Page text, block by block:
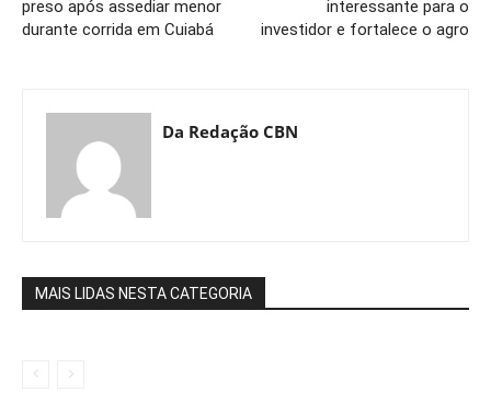
preso após assediar menor
durante corrida em Cuiabá
interessante para o
investidor e fortalece o agro
Da Redação CBN
MAIS LIDAS NESTA CATEGORIA